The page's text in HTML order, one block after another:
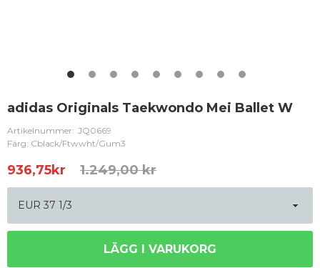
adidas Originals Taekwondo Mei Ballet W
Artikelnummer: JQ0669
Färg: Cblack/Ftwwht/Gum3
936,75kr 1.249,00 kr
LÄGG I VARUKORG